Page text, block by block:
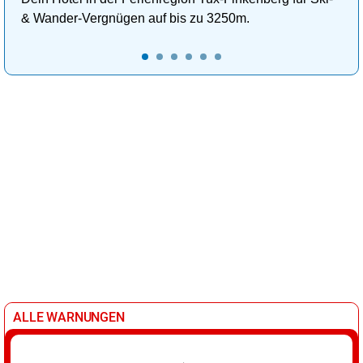
& Wander-Vergnügen auf bis zu 3250m.
ALLE WARNUNGEN